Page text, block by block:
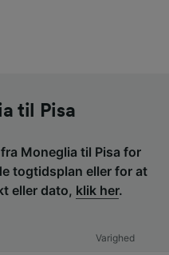
til Pisa
Moneglia til Pisa for
togtidsplan eller for at
eller dato, klik her.
Varighed